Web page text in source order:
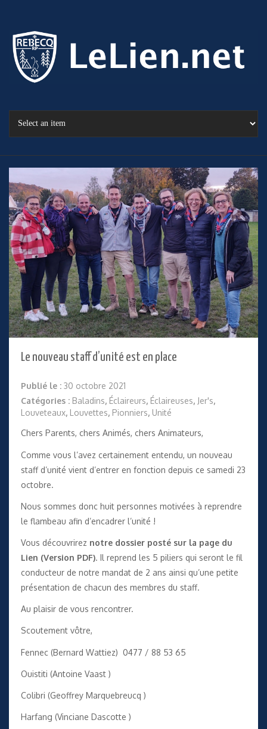
Le nouveau staff d’unité est en place
Publié le : 30 octobre 2021
Catégories : Baladins, Éclaireurs, Éclaireuses, Jer's,
Louveteaux, Louvettes, Pionniers, Unité
Chers Parents, chers Animés, chers Animateurs,
Comme vous l’avez certainement entendu, un nouveau
staff d’unité vient d’entrer en fonction depuis ce samedi 23
octobre.
Nous sommes donc huit personnes motivées à reprendre
le flambeau afin d’encadrer l’unité !
Vous découvrirez notre dossier posté sur la page du
Lien (Version PDF). Il reprend les 5 piliers qui seront le fil
conducteur de notre mandat de 2 ans ainsi qu’une petite
présentation de chacun des membres du staff.
Au plaisir de vous rencontrer.
Scoutement vôtre,
Fennec (Bernard Wattiez) 0477 / 88 53 65
Ouistiti (Antoine Vaast )
Colibri (Geoffrey Marquebreucq )
Harfang (Vinciane Dascotte )